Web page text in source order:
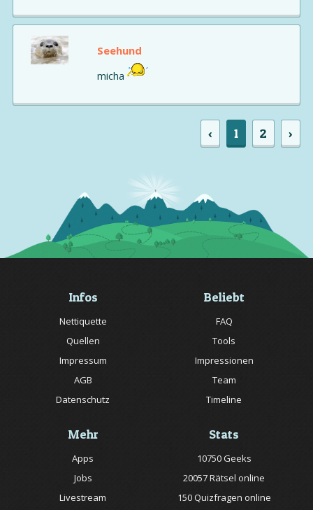
Seehund
micha
‹ 1 2 ›
Infos
Nettiquette
Quellen
Impressum
AGB
Datenschutz
Beliebt
FAQ
Tools
Impressionen
Team
Timeline
Mehr
Apps
Jobs
Livestream
Stats
10750 Geeks
20057 Rätsel online
150 Quizfragen online